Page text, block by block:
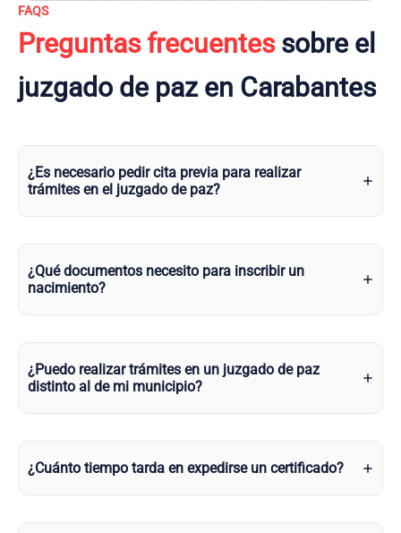
FAQS
Preguntas frecuentessobre el
juzgado de paz en Carabantes
¿Es necesario pedir cita previa para realizar
trámites en el juzgado de paz?
¿Qué documentos necesito para inscribir un
nacimiento?
¿Puedo realizar trámites en un juzgado de paz
distinto al de mi municipio?
¿Cuánto tiempo tarda en expedirse un certificado?